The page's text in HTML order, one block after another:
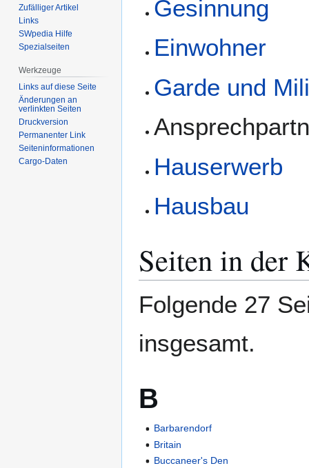
Gesinnung
Einwohner
Garde und
Hauserwerb
Hausbau
Seiten in der
Folgende 27
insgesamt.
B
Barbarendorf
Britain
Buccaneer's Den
Zufälliger Artikel
Links
SWpedia Hilfe
Spezialseiten
Werkzeuge
Links auf diese Seite
Änderungen an
verlinkten Seiten
Druckversion
Permanenter Link
Seiten­­informationen
Cargo-Daten